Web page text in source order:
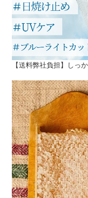
【送料弊社負担】しっ